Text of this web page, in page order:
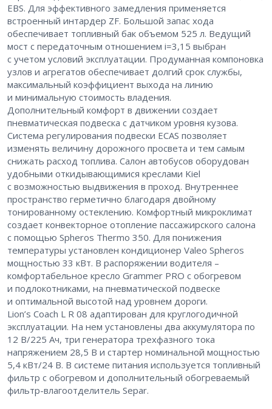
EBS. Для эффективного замедления применяется
встроенный интардер ZF. Большой запас хода
обеспечивает топливный бак объемом 525 л. Ведущий
мост с передаточным отношением i=3,15 выбран
с учетом условий эксплуатации. Продуманная компоновка
узлов и агрегатов обеспечивает долгий срок службы,
максимальный коэффициент выхода на линию
и минимальную стоимость владения.
Дополнительный комфорт в движении создает
пневматическая подвеска с датчиком уровня кузова.
Система регулирования подвески ECAS позволяет
изменять величину дорожного просвета и тем самым
снижать расход топлива. Cалон автобусов оборудован
удобными откидывающимися креслами Kiel
с возможностью выдвижения в проход. Внутреннее
пространство герметично благодаря двойному
тонированному остеклению. Комфортный микроклимат
создает конвекторное отопление пассажирского салона
с помощью Spheros Thermo 350. Для понижения
температуры установлен кондиционер Valeo Spheros
мощностью 33 кВт. В распоряжении водителя – ​
комфортабельное кресло Grammer PRO с обогревом
и подлокотниками, на пневматической подвеске
и оптимальной высотой над уровнем дороги.
Lion’s Coach L R 08 адаптирован для круглогодичной
эксплуатации. На нем установлены два аккумулятора по
12 В/225 Ач, три генератора трехфазного тока
напряжением 28,5 В и стартер номинальной мощностью
5,4 кВт/24 В. В системе питания используется топливный
фильтр с обогревом и дополнительный обогреваемый
фильтр-влагоотделитель Separ.